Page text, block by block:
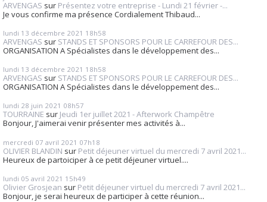
ARVENGAS sur Présentez votre entreprise - Lundi 21 février -...
Je vous confirme ma présence Cordialement Thibaud...
lundi 13 décembre 2021 18h58
ARVENGAS sur STANDS ET SPONSORS POUR LE CARREFOUR DES...
ORGANISATION A Spécialistes dans le développement des...
lundi 13 décembre 2021 18h58
ARVENGAS sur STANDS ET SPONSORS POUR LE CARREFOUR DES...
ORGANISATION A Spécialistes dans le développement des...
lundi 28 juin 2021 08h57
TOURRAINE sur Jeudi 1er juillet 2021 - Afterwork Champêtre
Bonjour, J'aimerai venir présenter mes activités à...
mercredi 07 avril 2021 07h18
OLIVIER BLANDIN sur Petit déjeuner virtuel du mercredi 7 avril 2021...
Heureux de partoiciper à ce petit déjeuner virtuel....
lundi 05 avril 2021 15h49
Olivier Grosjean sur Petit déjeuner virtuel du mercredi 7 avril 2021...
Bonjour, je serai heureux de participer à cette réunion...